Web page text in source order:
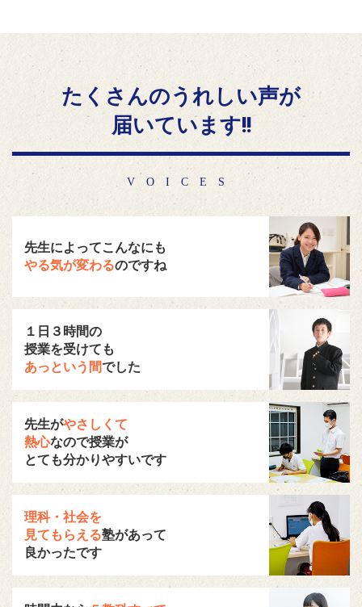
たくさんのうれしい声が
届いています!!
VOICES
先生によってこんなにも
やる気が変わるのですね
１日３時間の
授業を受けても
あっという間でした
先生がやさしくて
熱心なので授業が
とても分かりやすいです
理科・社会を
見てもらえる塾があって
良かったです